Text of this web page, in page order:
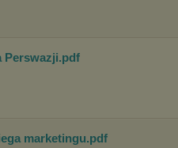
Perswazji.pdf
marketingu.pdf